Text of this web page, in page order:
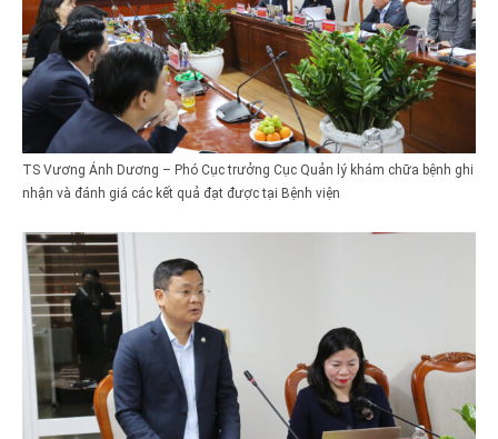
TS Vương Ánh Dương – Phó Cục trưởng Cục Quản lý khám chữa bệnh ghi
nhận và đánh giá các kết quả đạt được tại Bệnh viện